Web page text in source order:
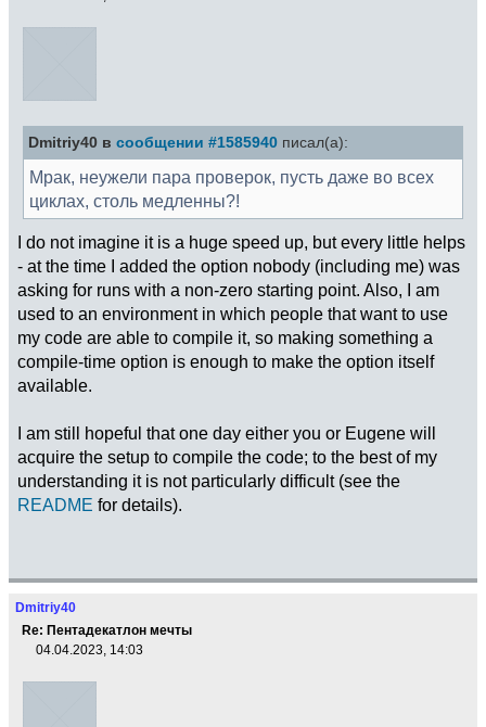
Dmitriy40 в сообщении #1585940 писал(а):
Мрак, неужели пара проверок, пусть даже во всех
циклах, столь медленны?!
I do not imagine it is a huge speed up, but every little helps
- at the time I added the option nobody (including me) was
asking for runs with a non-zero starting point. Also, I am
used to an environment in which people that want to use
my code are able to compile it, so making something a
compile-time option is enough to make the option itself
available.
I am still hopeful that one day either you or Eugene will
acquire the setup to compile the code; to the best of my
understanding it is not particularly difficult (see the
README for details).
Dmitriy40
Re: Пентадекатлон мечты
04.04.2023, 14:03